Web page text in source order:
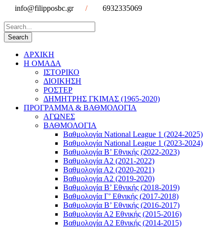
info@filipposbc.gr / 6932335069
ΑΡΧΙΚΗ
Η ΟΜΑΔΑ
ΙΣΤΟΡΙΚΟ
ΔΙΟΙΚΗΣΗ
ΡΟΣΤΕΡ
ΔΗΜΗΤΡΗΣ ΓΚΙΜΑΣ (1965-2020)
ΠΡΟΓΡΑΜΜΑ & ΒΑΘΜΟΛΟΓΙΑ
ΑΓΩΝΕΣ
ΒΑΘΜΟΛΟΓΙΑ
Βαθμολογία National League 1 (2024-2025)
Βαθμολογία National League 1 (2023-2024)
Βαθμολογία Β’ Εθνικής (2022-2023)
Βαθμολογία Α2 (2021-2022)
Βαθμολογία Α2 (2020-2021)
Βαθμολογία Α2 (2019-2020)
Βαθμολογία B’ Εθνικής (2018-2019)
Βαθμολογία Γ’ Εθνικής (2017-2018)
Βαθμολογία Β’ Εθνικής (2016-2017)
Βαθμολογία Α2 Εθνικής (2015-2016)
Βαθμολογία Α2 Εθνικής (2014-2015)